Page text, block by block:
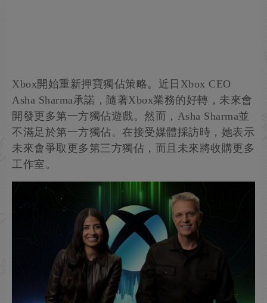
Xbox開始重新押寶獨佔策略。近日Xbox CEO
Asha Sharma承諾，隨著Xbox業務的好轉，未來會
開發更多第一方獨佔遊戲。然而，Asha Sharma並
不滿足於第一方獨佔。在接受媒體採訪時，她表示
未來會爭取更多第三方獨佔，而且未來將收購更多
工作室。